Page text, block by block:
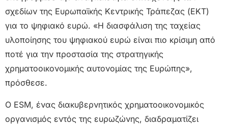
σχεδίων της Ευρωπαϊκής Κεντρικής Τράπεζας (ΕΚΤ)
για το ψηφιακό ευρώ. «Η διασφάλιση της ταχείας
υλοποίησης του ψηφιακού ευρώ είναι πιο κρίσιμη από
ποτέ για την προστασία της στρατηγικής
χρηματοοικονομικής αυτονομίας της Ευρώπης»,
πρόσθεσε.
Ο ESM, ένας διακυβερνητικός χρηματοοικονομικός
οργανισμός εντός της ευρωζώνης, διαδραματίζει